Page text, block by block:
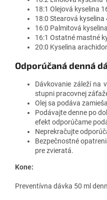
18:1 Olejová kyselina
18:0 Stearová kyselina
16:0 Palmitová
16:1 Ostatné mastné
20:0 Kyselina
Odporúčaná denná
Dávkovanie záleží na
stupni pracovnej
Olej sa podáva
Podávajte denne po
efekt odporúčame
Neprekračujte
Bezpečnostné
pre zvieratá.
Kone:
Preventívna dávka 50 ml